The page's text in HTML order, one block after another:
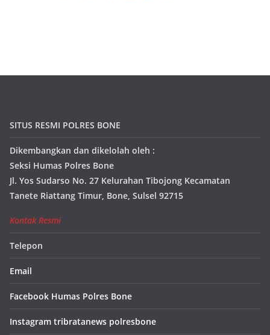
SITUS RESMI POLRES BONE
Dikembangkan dan dikelolah oleh :
Seksi Humas Polres Bone
Jl. Yos Sudarso No. 27 Kelurahan Tibojong Kecamatan
Tanete Riattang Timur, Bone, Sulsel 92715
Kontak Resmi
Telepon
Email
Facebook Humas Polres Bone
Instagram tribratanews polresbone